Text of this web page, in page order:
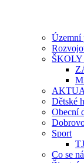
Územní
Dětské
Obecní
Sport
Co se